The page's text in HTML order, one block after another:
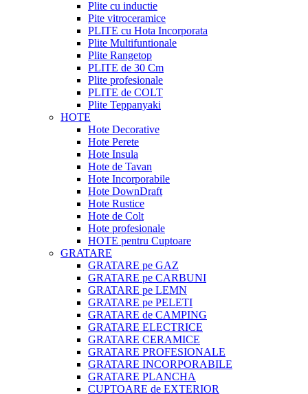
Plite cu inductie
Pite vitroceramice
PLITE cu Hota Incorporata
Plite Multifuntionale
Plite Rangetop
PLITE de 30 Cm
Plite profesionale
PLITE de COLT
Plite Teppanyaki
HOTE
Hote Decorative
Hote Perete
Hote Insula
Hote de Tavan
Hote Incorporabile
Hote DownDraft
Hote Rustice
Hote de Colt
Hote profesionale
HOTE pentru Cuptoare
GRATARE
GRATARE pe GAZ
GRATARE pe CARBUNI
GRATARE pe LEMN
GRATARE pe PELETI
GRATARE de CAMPING
GRATARE ELECTRICE
GRATARE CERAMICE
GRATARE PROFESIONALE
GRATARE INCORPORABILE
GRATARE PLANCHA
CUPTOARE de EXTERIOR